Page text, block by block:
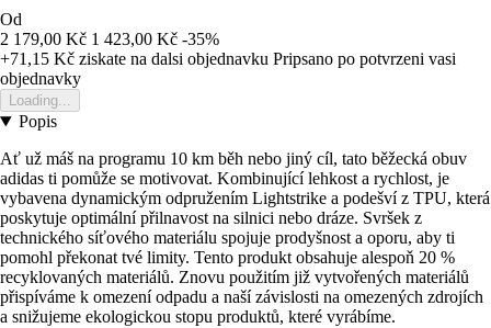
Od
2 179,00 Kč 1 423,00 Kč -35%
+71,15 Kč ziskate na dalsi objednavku Pripsano po potvrzeni vasi
objednavky
Loading...
Popis
Ať už máš na programu 10 km běh nebo jiný cíl, tato běžecká obuv
adidas ti pomůže se motivovat. Kombinující lehkost a rychlost, je
vybavena dynamickým odpružením Lightstrike a podešví z TPU, která
poskytuje optimální přilnavost na silnici nebo dráze. Svršek z
technického síťového materiálu spojuje prodyšnost a oporu, aby ti
pomohl překonat tvé limity. Tento produkt obsahuje alespoň 20 %
recyklovaných materiálů. Znovu použitím již vytvořených materiálů
přispíváme k omezení odpadu a naší závislosti na omezených zdrojích
a snižujeme ekologickou stopu produktů, které vyrábíme.